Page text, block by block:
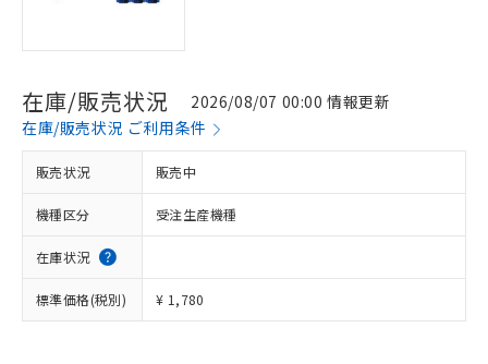
在庫/販売状況
2026/08/07 00:00 情報更新
在庫/販売状況 ご利用条件
販売状況 販売中
機種区分 受注生産機種
在庫状況
標準価格(税別) ¥ 1,780